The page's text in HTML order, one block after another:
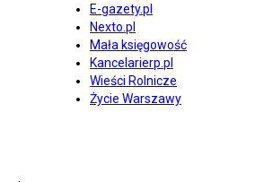
E-gazety.pl
Nexto.pl
Mała księgowość
Kancelarierp.pl
Wieści Rolnicze
Życie Warszawy